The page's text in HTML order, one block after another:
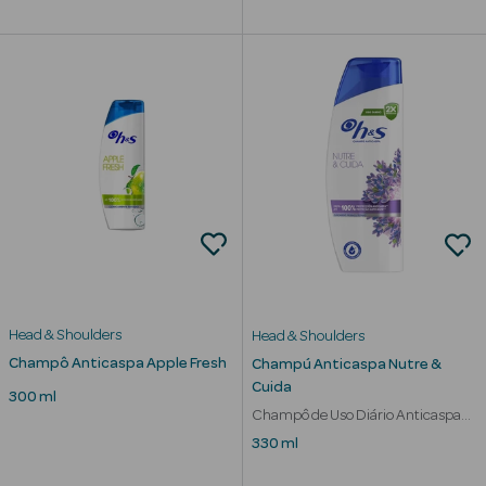
Água Micelar
Solares
Máscaras
Esfoliantes
Head & Shoulders
Champô Anticaspa Apple Fresh
300 ml
Head & Shoulders
Champú Anticaspa Nutre &
Cuida
Champô de Uso Diário Anticaspa
Equilibrante
330 ml